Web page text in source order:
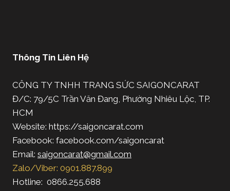
Thông Tin Liên Hệ
CÔNG TY TNHH TRANG SỨC SAIGONCARAT
Đ/C: 79/5C Trần Văn Đang, Phường Nhiêu Lộc, TP.
HCM
Website: https://saigoncarat.com
Facebook: facebook.com/saigoncarat
Email: saigoncarat@gmail.com
Zalo/Viber: 0901.887.899
Hotline: 0866.255.688